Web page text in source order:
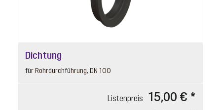
Dichtung
für Rohrdurchführung, DN 100
Listenpreis 15,00 € *